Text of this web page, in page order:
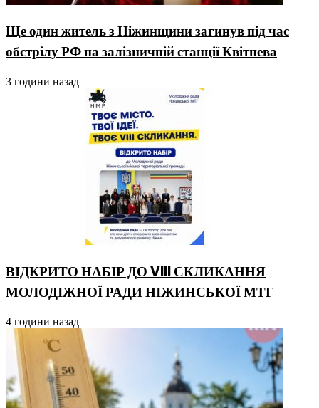
Ще один житель з Ніжинщини загинув під час
обстрілу РФ на залізничній станції Квітнева
3 години назад
ВІДКРИТО НАБІР ДО VIII СКЛИКАННЯ
МОЛОДІЖНОЇ РАДИ НІЖИНСЬКОЇ МТГ
4 години назад